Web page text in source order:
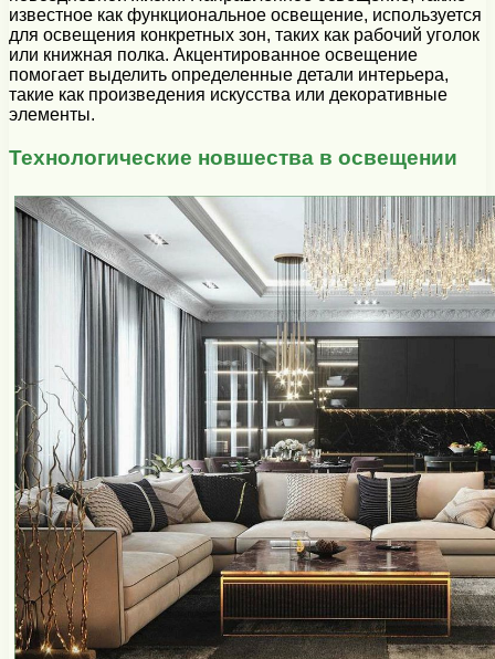
известное как функциональное освещение, используется
для освещения конкретных зон, таких как рабочий уголок
или книжная полка. Акцентированное освещение
помогает выделить определенные детали интерьера,
такие как произведения искусства или декоративные
элементы.
Технологические новшества в освещении